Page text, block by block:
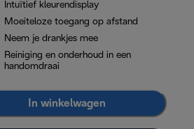
Intuïtief kleurendisplay
Moeiteloze toegang op afstand
Neem je drankjes mee
Reiniging en onderhoud in een
handomdraai
In winkelwagen